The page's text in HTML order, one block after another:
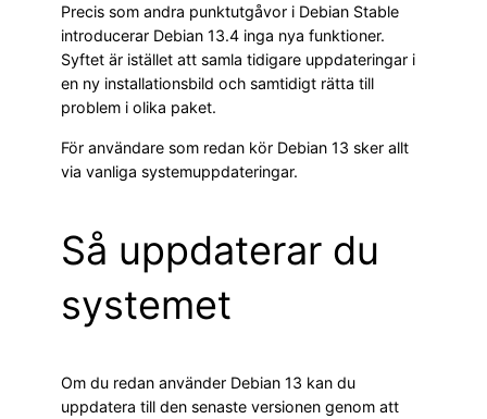
Precis som andra punktutgåvor i Debian Stable
introducerar Debian 13.4 inga nya funktioner.
Syftet är istället att samla tidigare uppdateringar i
en ny installationsbild och samtidigt rätta till
problem i olika paket.
För användare som redan kör Debian 13 sker allt
via vanliga systemuppdateringar.
Så uppdaterar du
systemet
Om du redan använder Debian 13 kan du
uppdatera till den senaste versionen genom att